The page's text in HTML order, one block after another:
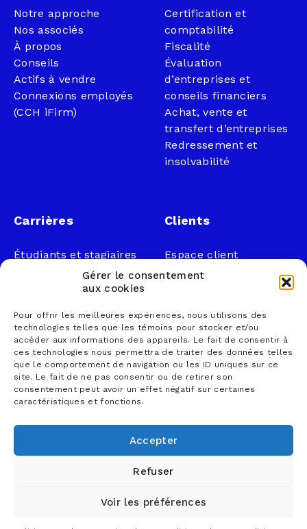
Gérer le consentement
aux cookies
Pour offrir les meilleures expériences, nous utilisons des
technologies telles que les témoins pour stocker et/ou
accéder aux informations des appareils. Le fait de consentir à
ces technologies nous permettra de traiter des données telles
que le comportement de navigation ou les ID uniques sur ce
site. Le fait de ne pas consentir ou de retirer son
consentement peut avoir un effet négatif sur certaines
caractéristiques et fonctions.
Accepter
Refuser
Voir les préférences
Notre approche
Nos associés
À propos
Conseils
Actifs à vendre
Connexions employés
(CCH iFirm)
Certification et
comptabilité
Fiscalité
Évaluation
d’entreprises et
conseils financiers
Achat, vente et
transfert d’entreprises
Redressement et
insolvabilité
Carrières
Étudiants et stagiaires
Professionnels
Nous joindre
1 866 833-2114 (sans
frais)
courrier@lemieuxnolet
.ca
Contactez un syndic
Trouver un bureau
Clients
Espace client
Légal
Loi sur la faillite et
l’insolvabilité
Politique de
confidentialité
Politique sur la
renseignements
personnels
Conditions d’utilisation